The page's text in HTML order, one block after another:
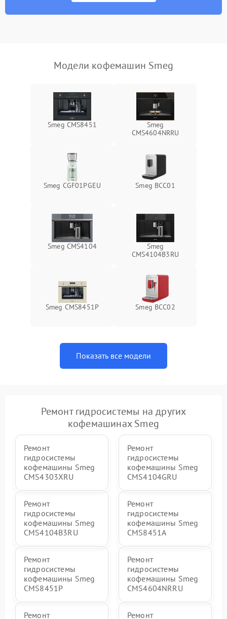
Модели кофемашин Smeg
Smeg CMS8451
Smeg
CMS4604NRRU
Smeg CGF01PGEU Smeg BCC01
Smeg CMS4104
Smeg
CMS4104B3RU
Smeg CMS8451P Smeg BCC02
Показать все модели
Ремонт гидросистемы на других
кофемашинах Smeg
Ремонт
гидросистемы
кофемашины Smeg
CMS4303XRU
Ремонт
гидросистемы
кофемашины Smeg
CMS4104GRU
Ремонт
гидросистемы
кофемашины Smeg
CMS4104B3RU
Ремонт
гидросистемы
кофемашины Smeg
CMS8451A
Ремонт
гидросистемы
кофемашины Smeg
CMS8451P
Ремонт
гидросистемы
кофемашины Smeg
CMS4604NRRU
Ремонт Ремонт